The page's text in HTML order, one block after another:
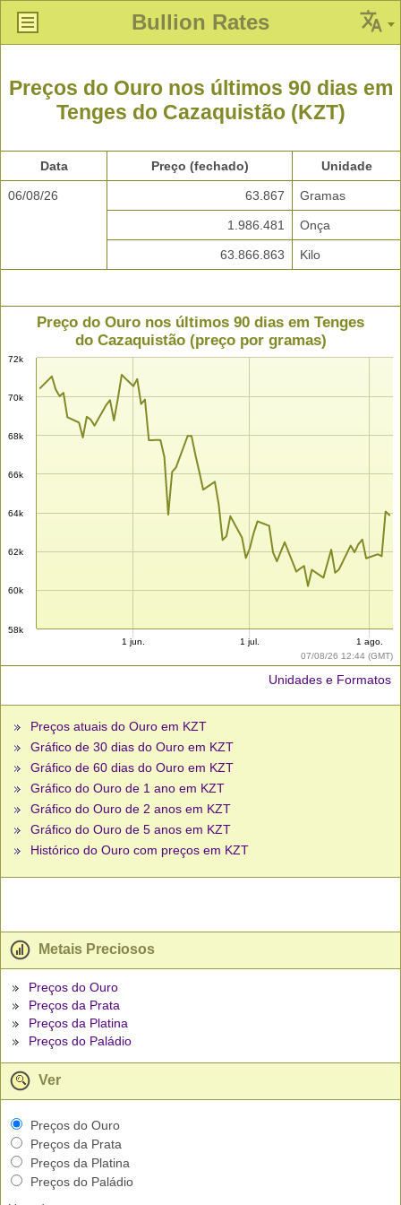
Bullion Rates
Preços do Ouro nos últimos 90 dias em
Tenges do Cazaquistão (KZT)
Data Preço (fechado) Unidade
06/08/26 63.867 Gramas
1.986.481 Onça
63.866.863 Kilo
07/08/26 12:44 (GMT)
Preço do Ouro nos últimos 90 dias em Tenges
do Cazaquistão (preço por gramas)
58k
60k
62k
64k
66k
68k
70k
72k
1 jun. 1 jul. 1 ago.
Unidades e Formatos
Preços atuais do Ouro em KZT
Gráfico de 30 dias do Ouro em KZT
Gráfico de 60 dias do Ouro em KZT
Gráfico do Ouro de 1 ano em KZT
Gráfico do Ouro de 2 anos em KZT
Gráfico do Ouro de 5 anos em KZT
Histórico do Ouro com preços em KZT
Metais Preciosos
Preços do Ouro
Preços da Prata
Preços da Platina
Preços do Paládio
Ver
Preços do Ouro
Preços da Prata
Preços da Platina
Preços do Paládio